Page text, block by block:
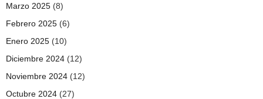
Marzo 2025 (8)
Febrero 2025 (6)
Enero 2025 (10)
Diciembre 2024 (12)
Noviembre 2024 (12)
Octubre 2024 (27)